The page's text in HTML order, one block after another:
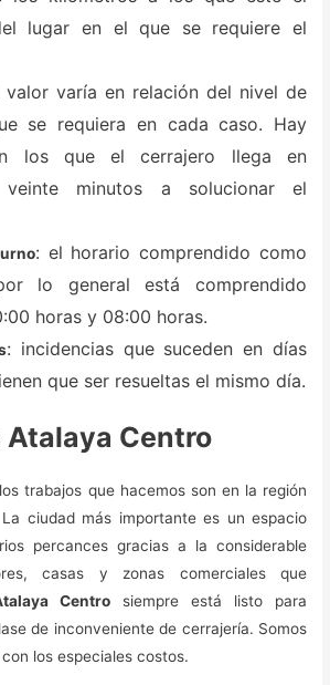
lugar en el que se requiere el
valor varía en relación del nivel de
se requiera en cada caso. Hay
los que el cerrajero llega en
veinte minutos a solucionar el
: el horario comprendido como
lo general está comprendido
horas y 08:00 horas.
: incidencias que suceden en días
que ser resueltas el mismo día.
Atalaya Centro
trabajos que hacemos son en la región
ciudad más importante es un espacio
percances gracias a la considerable
casas y zonas comerciales que
Centro siempre está listo para
de inconveniente de cerrajería. Somos
los especiales costos.